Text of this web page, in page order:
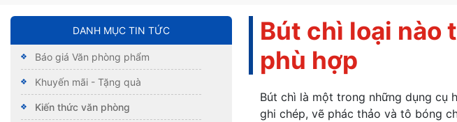
DANH MỤC TIN TỨC
Báo giá Văn phòng phẩm
Khuyến mãi - Tặng quà
Kiến thức văn phòng
Bút chì loại nào
phù hợp
Bút chì là một trong những dụng cụ
ghi chép, vẽ phác thảo và tô bóng